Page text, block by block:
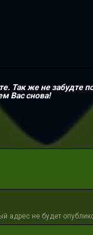
Так же не забудте
Вас снова!
адрес не будет